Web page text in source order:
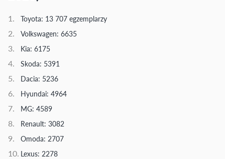
Toyota: 13 707 egzemplarzy
Volkswagen: 6635
Kia: 6175
Skoda: 5391
Dacia: 5236
Hyundai: 4964
MG: 4589
Renault: 3082
Omoda: 2707
Lexus: 2278